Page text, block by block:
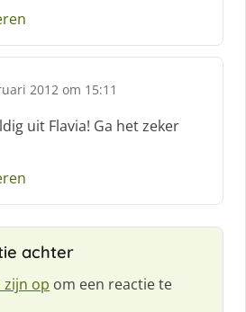
2012 om 15:11
uit Flavia! Ga het zeker
achter
zijn op om een reactie te